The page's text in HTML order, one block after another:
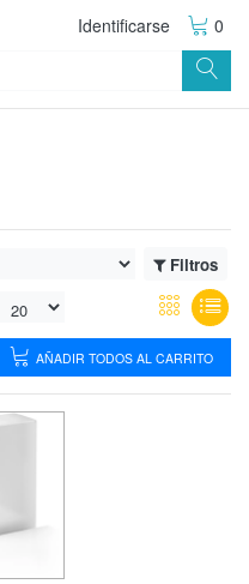
Identificarse 0
Filtros
AÑADIR TODOS AL CARRITO